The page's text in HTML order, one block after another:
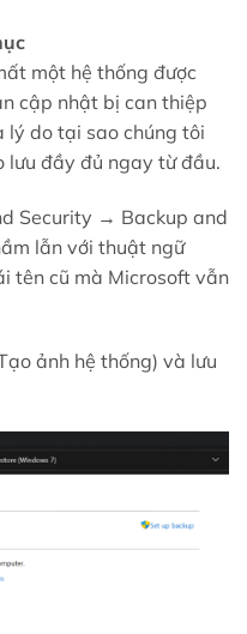
một hệ thống được
cập nhật bị can thiệp
lý do tại sao chúng tôi
lưu đầy đủ ngay từ đầu.
Security → Backup and
lẫn với thuật ngữ
tên cũ mà Microsoft vẫn
ảnh hệ thống) và lưu